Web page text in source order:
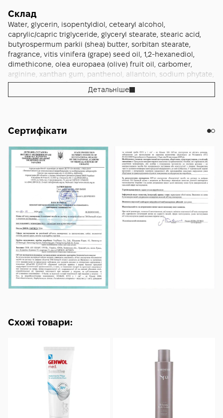
Склад
Water, glycerin, isopentyldiol, cetearyl alcohol,
caprylic/capric triglyceride, glyceryl stearate, stearic acid,
butyrospermum parkii (shea) butter, sorbitan stearate,
fragrance, vitis vinifera (grape) seed oil, 1,2-hexanediol,
dimethicone, olea europaea (olive) fruit oil, carbomer,
arginine, xanthan gum, panthenol, allantoin, sodium phytate,
macadamia ternifolia seed oil, tocopherol, argania spinosa
kernel oil, simmondsia chinensis (jojoba) seed oil, glyceryl
Детальніше
Сертифікати
Схожі товари: